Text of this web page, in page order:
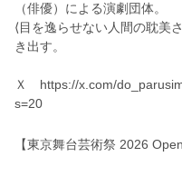
（俳優）による演劇団体。
⟨⽬を逸らせない⼈間の耽美
き出す。
Ｘ https://x.com/
s=20
【東京舞台芸術祭 2026